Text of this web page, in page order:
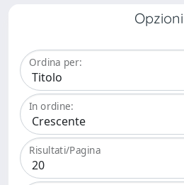
Opzioni
Ordina per:
In ordine:
Risultati/Pagina